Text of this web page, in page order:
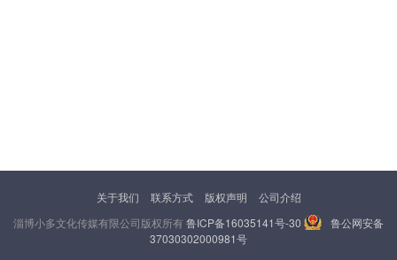
关于我们 联系方式 版权声明
公司介绍
淄博小多文化传媒有限公司版权所有鲁ICP备16035141号-30
鲁公网安备
37030302000981号